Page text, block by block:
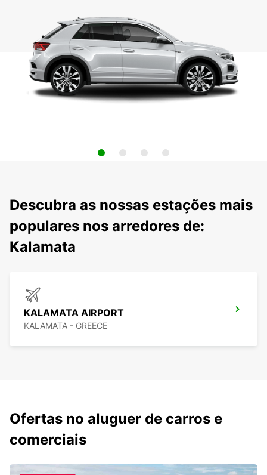
Descubra as nossas estações mais
populares nos arredores de:
Kalamata
KALAMATA AIRPORT
KALAMATA - GREECE
Ofertas no aluguer de carros e
comerciais